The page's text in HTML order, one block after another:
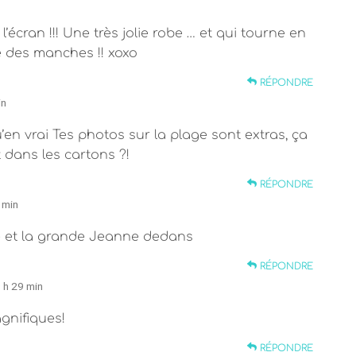
!!! Une très jolie robe … et qui tourne en
manches !! xoxo
RÉPONDRE
vrai Tes photos sur la plage sont extras, ça
les cartons ?!
RÉPONDRE
et la grande Jeanne dedans
RÉPONDRE
29 min
RÉPONDRE